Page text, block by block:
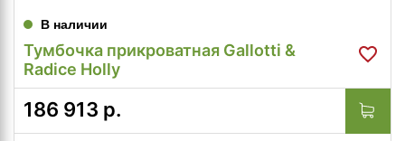
В наличии
Тумбочка прикроватная Gallotti &
Radice Holly
186 913 р.